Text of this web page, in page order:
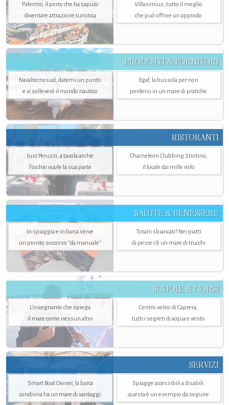
Palermo, il porto che ha saputo
diventare attrazione turistica
Villasimius, tutto il meglio
che può offrire un approdo
PRODOTTI & FORNITORI
Navaltecnosud, datemi un punto
e vi solleverò il mondo nautico
Egaf, la bussola per non
perdersi in un mare di pratiche
RISTORANTI
Just Peruzzi, a tavola anche
l’occhio vuole la sua parte
Chameleon Clubbing Stintino,
il locale dai mille volti
SALUTE & BENESSERE
In spiaggia e in barca serve
un pronto soccorso "da manuale"
Totani sbiancati? Nei piatti
di pesce c'è un mare di trucchi
SCUOLE & CORSI
L'insegnante che spiega
il mare come nessun altro
Centro velico di Caprera,
tutti i segreti di acqua e vento
SERVIZI
Smart Boat Owner, la barca
condivisa ha un mare di vantaggi
Spiagge accessibili a disabili:
questa è un esempio da seguire